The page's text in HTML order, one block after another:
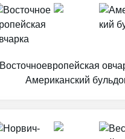
Восточноевропейская
Американский